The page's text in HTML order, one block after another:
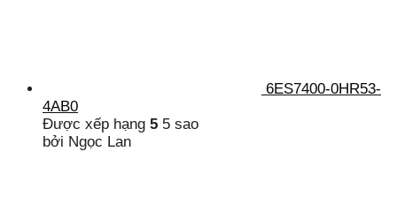
6ES7400-0HR53-
4AB0
Được xếp hạng 5 5 sao
bởi Ngọc Lan